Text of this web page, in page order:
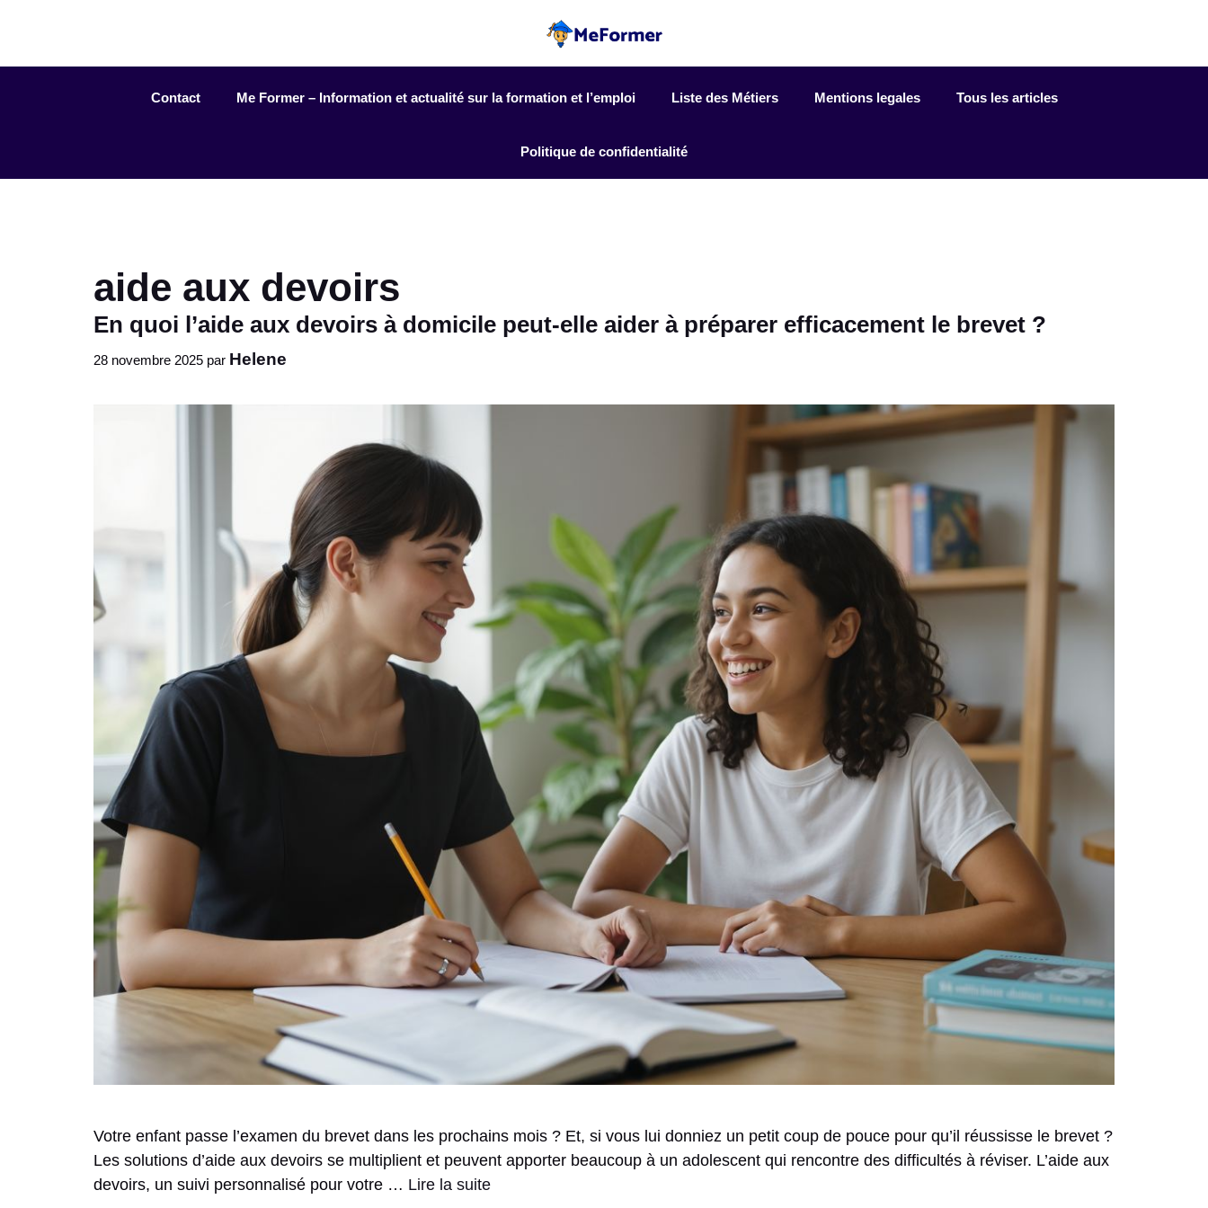
Contact Me Former – Information et actualité sur la formation et l’emploi Liste des Métiers Mentions legales Tous les articles
Politique de confidentialité
aide aux devoirs
En quoi l’aide aux devoirs à domicile peut-elle aider à préparer efficacement le brevet ?
28 novembre 2025 par Helene
Votre enfant passe l’examen du brevet dans les prochains mois ? Et, si vous lui donniez un petit coup de pouce pour qu’il réussisse le brevet ?
Les solutions d’aide aux devoirs se multiplient et peuvent apporter beaucoup à un adolescent qui rencontre des difficultés à réviser. L’aide aux
devoirs, un suivi personnalisé pour votre … Lire la suite